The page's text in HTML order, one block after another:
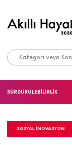
SÜRDÜRÜLEBİLİRLİK
SOSYAL İNOVASYON